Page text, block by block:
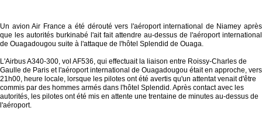
Un avion Air France a été dérouté vers l'aéroport international de Niamey après
que les autorités burkinabé l'ait fait attendre au-dessus de l'aéroport international
de Ouagadougou suite à l'attaque de l'hôtel Splendid de Ouaga.
L'Airbus A340-300, vol AF536, qui effectuait la liaison entre Roissy-Charles de
Gaulle de Paris et l'aéroport international de Ouagadougou était en approche, vers
21h00, heure locale, lorsque les pilotes ont été avertis qu'un attentat venait d'être
commis par des hommes armés dans l'hôtel Splendid. Après contact avec les
autorités, les pilotes ont été mis en attente une trentaine de minutes au-dessus de
l'aéroport.